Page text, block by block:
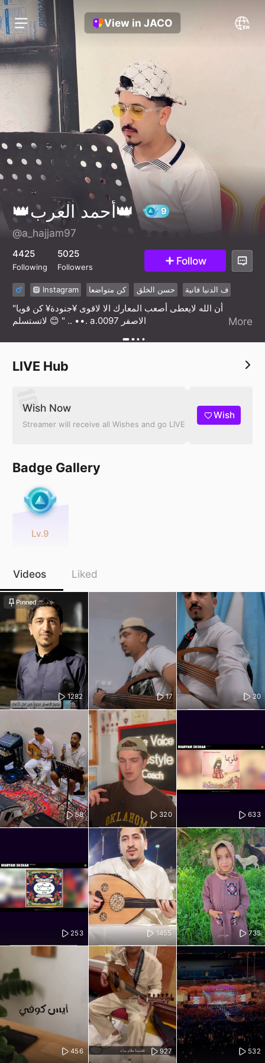
View in JACO
👑أحمد العرب👑
@a_hajjam97
4425
Following
5025
Followers Follow
Instagram كن متواضعا حسن الخلق ف الدنيا فانية
"أن الله لايعطى أصعب المعارك الا لاقوى ¥جنودة¥ كن قويا
لاتستسلم 😊 " .. ••. a.0097 الاصفر
More
LIVE Hub
Wish Now
Streamer will receive all Wishes and go LIVE
Wish
Badge Gallery
Lv.9
Videos Liked
1282
Pinned
17 20
58 320 633
253 1455 735
456 927 532